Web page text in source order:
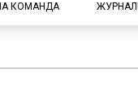
КОМАНДА